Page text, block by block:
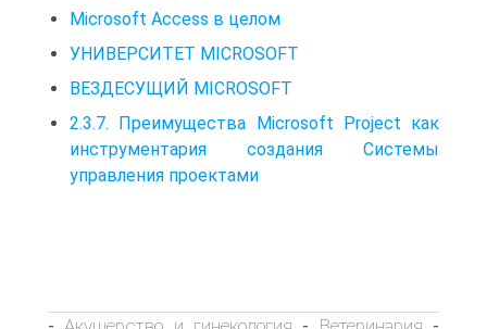
Microsoft Access в целом
УНИВЕРСИТЕТ MICROSOFT
ВЕЗДЕСУЩИЙ MICROSOFT
2.3.7. Преимущества Microsoft Project как
инструментария создания Системы
управления проектами